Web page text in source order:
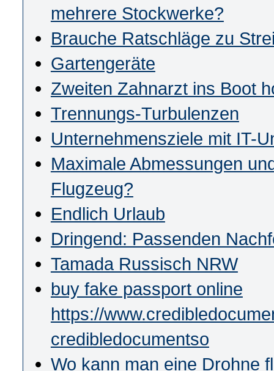
mehrere Stockwerke?
Brauche Ratschläge zu
Gartengeräte
Zweiten Zahnarzt ins Boot
Trennungs-Turbulenzen
Unternehmensziele mit IT-
Maximale Abmessungen
Flugzeug?
Endlich Urlaub
Dringend: Passenden
Tamada Russisch NRW
buy fake passport online
https://
credibledocumentso
Wo kann man eine Drohne